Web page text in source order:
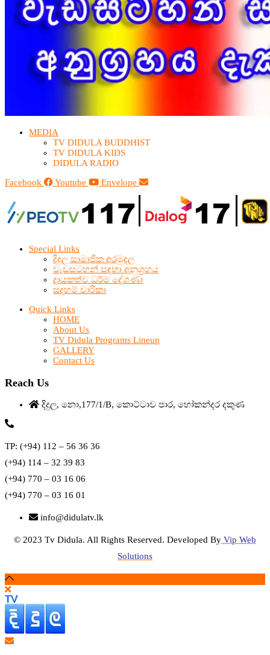
MEDIA
TV DIDULA BUDDHIST​
TV DIDULA KIDS
DIDULA RADIO
Facebook
Youtube Envelope
Special Links
දිදුල සාමාජික අරමුදල
වැඩසටහන් සඳහා අනුග්‍රහය
දායකත්ව ධර්ම දේශණා
සදහම් චාරිකා
Quick Links
HOME
About Us
TV Didula Programs Lineup
GALLERY
Contact Us
Reach Us
දිදුල, නො,177/1/B, කොට්ටාව පාර, හෝකන්දර දකුණ
TP: (+94) 112 – 56 36 36
(+94) 114 – 32 39 83
(+94) 770 – 03 16 06
(+94) 770 – 03 16 01
info@didulatv.lk
© 2023 Tv Didula. All Rights Reserved. Developed By Vip Web
Solutions